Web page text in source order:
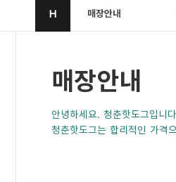
H 매장안내
매장안내
안녕하세요. 청춘핫도그입니
청춘핫도그는 합리적인 가격